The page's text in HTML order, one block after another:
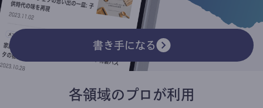
書き手になる
各領域のプロが利用